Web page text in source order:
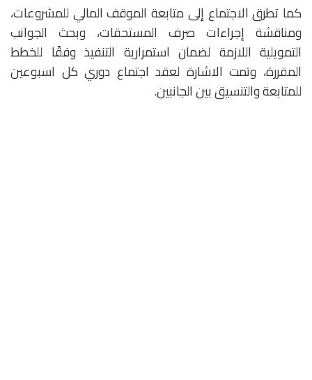
كما تطرق الاجتماع إلى متابعة الموقف المالي للمشروعات،
ومناقشة إجراءات صرف المستحقات، وبحث الجوانب
التمويلية اللازمة لضمان استمرارية التنفيذ وفقًا للخطط
المقررة، وتمت الاشارة لعقد اجتماع دوري كل اسبوعين
للمتابعة والتنسيق بين الجانبين.